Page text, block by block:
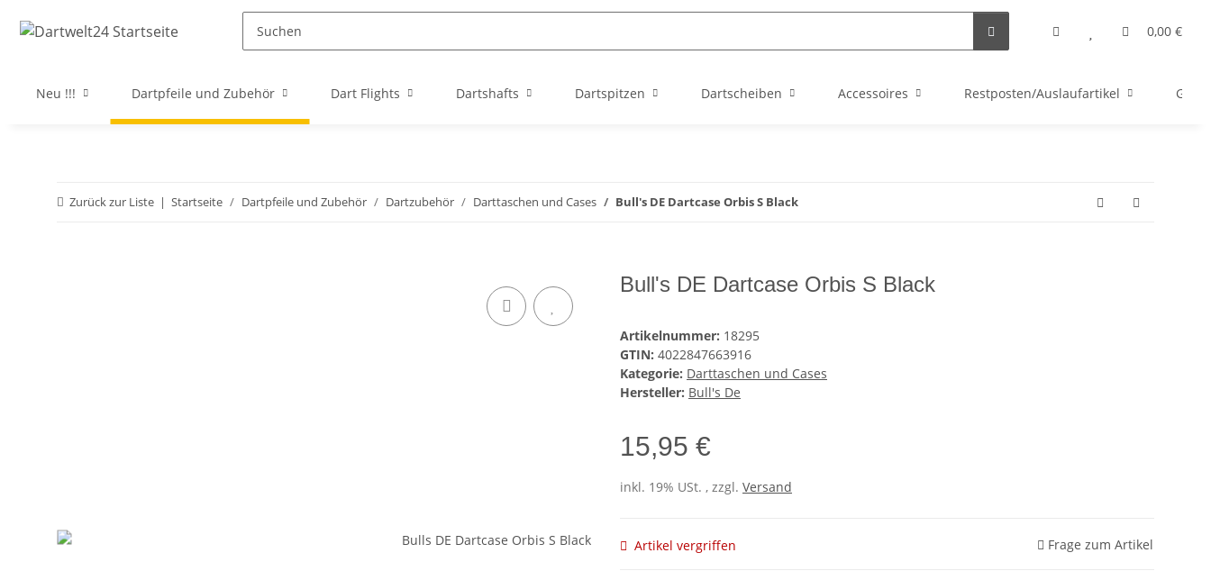
0,00 €
Neu !!! Dartpfeile und Zubehör Dart Flights Dartshafts Dartspitzen Dartscheiben Accessoires Restposten/Auslaufartikel
Zurück zur Liste Startseite Dartpfeile und Zubehör Dartzubehör Darttaschen und Cases Bull's DE Dartcase Orbis S Black
Bull's DE Dartcase Orbis S Black
Artikelnummer: 18295
GTIN: 4022847663916
Kategorie: Darttaschen und Cases
Hersteller: Bull's De
15,95 €
inkl. 19% USt. , zzgl. Versand
Artikel vergriffen Frage zum Artikel